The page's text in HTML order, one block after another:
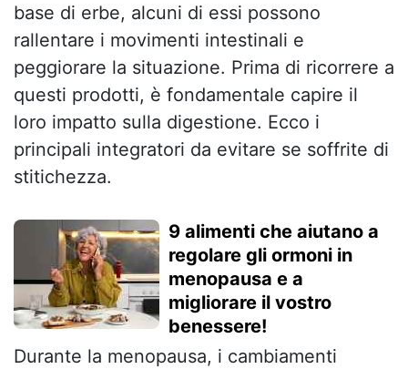
base di erbe, alcuni di essi possono
rallentare i movimenti intestinali e
peggiorare la situazione. Prima di ricorrere a
questi prodotti, è fondamentale capire il
loro impatto sulla digestione. Ecco i
principali integratori da evitare se soffrite di
stitichezza.
9 alimenti che aiutano a
regolare gli ormoni in
menopausa e a
migliorare il vostro
benessere!
Durante la menopausa, i cambiamenti